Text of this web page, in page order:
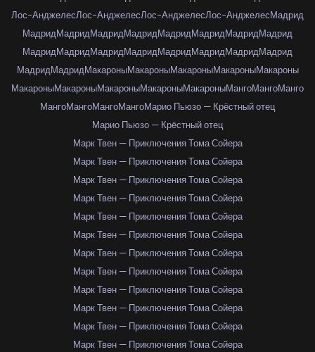
Лос-АнджелесЛос-АнджелесЛос-АнджелесЛос-АнджелесМадрид
МадридМадридМадридМадридМадридМадридМадридМадрид
МадридМадридМадридМадридМадридМадридМадридМадрид
МадридМадридМакароныМакароныМакароныМакароныМакароны
МакароныМакароныМакароныМакароныМакароныМангоМангоМанго
МангоМангоМангоМангоМарио Пьюзо — Крёстный отец
Марио Пьюзо — Крёстный отец
Марк Твен — Приключения Тома Сойера
Марк Твен — Приключения Тома Сойера
Марк Твен — Приключения Тома Сойера
Марк Твен — Приключения Тома Сойера
Марк Твен — Приключения Тома Сойера
Марк Твен — Приключения Тома Сойера
Марк Твен — Приключения Тома Сойера
Марк Твен — Приключения Тома Сойера
Марк Твен — Приключения Тома Сойера
Марк Твен — Приключения Тома Сойера
Марк Твен — Приключения Тома Сойера
Марк Твен — Приключения Тома Сойера